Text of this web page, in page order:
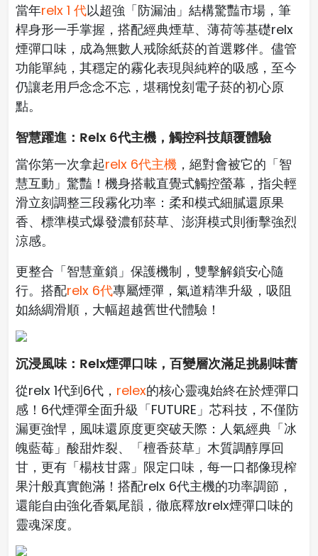
當年relx 1 代以超強「防漏油」結構驚豔市場，筆
桿身形一手掌握，搭配經典煙草、薄荷等基礎relx
煙彈口味，成為無數人戒除紙菸的首選夥伴。儘管
功能單純，其穩定的霧化表現與純粹的吸感，至今
仍讓老用戶念念不忘，堪稱悅刻電子菸的初心原
點。
智慧躍進：Relx 6代主機，觸控科技顛覆體驗
當你第一次拿起relx 6代主機 ，絕對會被它的「智
慧互動」驚豔！機身搭載直覺式觸控螢幕，指尖輕
滑立刻調整三段霧化功率：柔和模式細膩還原果
香、標準模式爆發濃郁菸草、澎湃模式則衝擊強烈
涼感。
更整合「智慧童鎖」保護機制，雙擊解鎖安心隨
行。搭配relx 6代專屬煙彈，氣道精準升級，吸阻
如絲綢滑順，大幅超越舊世代體驗！
沉浸風味：Relx煙彈口味，百變層次滿足挑剔味蕾
從relx 1代到6代， relex的核心靈魂始終在於煙彈口
感！6代煙彈全面升級「FUTURE」芯科技，不僅防
漏更強悍，風味還原度更突破天際：人氣經典「冰
魄藍莓」酸甜炸裂、「檀香菸草」木質調醇厚回
甘，更有「楊枝甘露」限定口味，每一口都像現榨
果汁般真實飽滿！搭配relx 6代主機的功率調節，
還能自由強化香氣尾韻，徹底釋放relx煙彈口味的
靈魂深度。